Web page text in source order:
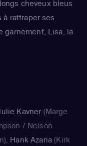
cheveux bleus
à rattraper ses
garnement, Lisa, la
ce foyer. La série
aux Emmy Awards
Julie Kavner (Marge
/ Nelson
Hank Azaria (Kirk